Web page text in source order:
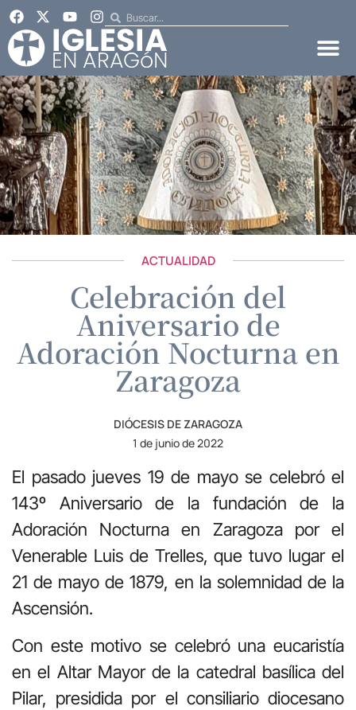
ACTUALIDAD
Celebración del
Aniversario de
Adoración Nocturna en
Zaragoza
DIÓCESIS DE ZARAGOZA
1 de junio de 2022
El pasado jueves 19 de mayo se celebró el
143º Aniversario de la fundación de la
Adoración Nocturna en Zaragoza por el
Venerable Luis de Trelles, que tuvo lugar el
21 de mayo de 1879, en la solemnidad de la
Ascensión.
Con este motivo se celebró una eucaristía
en el Altar Mayor de la catedral basílica del
Pilar, presidida por el consiliario diocesano